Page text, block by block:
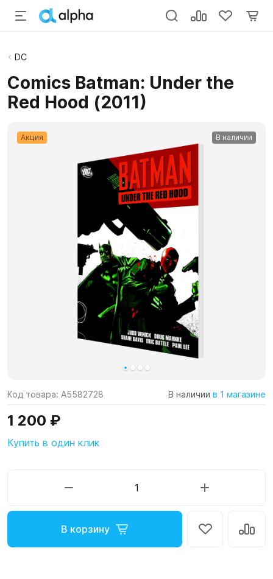
DC
Comics Batman: Under the
Red Hood (2011)
Акция В наличии
Код товара: A5582728 В наличии в 1 магазине
1 200 ₽
Купить в один клик
В корзину